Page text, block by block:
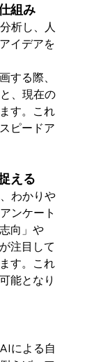
組み
析し、人
イデアを
する際、
、現在の
す。これ
ピードア
える
わかりや
ンケート
向」や
注目して
す。これ
能となり
による自